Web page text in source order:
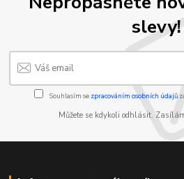
slevy!
Souhlasím se zpracováním osobních údajů
Můžete se kdykoli odhlásit.